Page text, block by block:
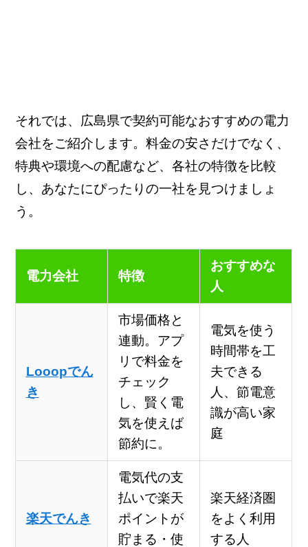
それでは、広島県で契約可能なおすすめの電力
会社をご紹介します。料金の安さだけでなく、
特典や環境への配慮など、各社の特徴を比較
し、あなたにぴったりの一社を見つけましょ
う。
電力会社 特徴
おすすめな
人
Looopでん
き
市場価格と
連動。アプ
リで料金を
チェック
し、賢く電
気を使えば
節約に。
電気を使う
時間帯を工
夫できる
人、節電意
識が高い家
庭
楽天でんき
電気代の支
払いで楽天
ポイントが
貯まる・使
楽天経済圏
をよく利用
する人